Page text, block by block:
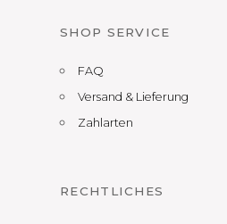
SHOP SERVICE
FAQ
Versand & Lieferung
Zahlarten
RECHTLICHES